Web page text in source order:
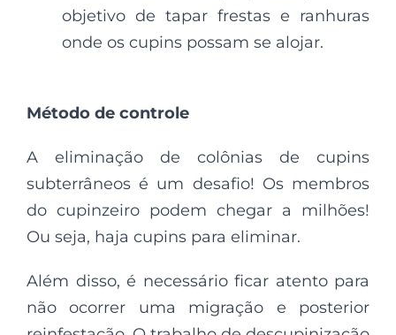
objetivo de tapar frestas e ranhuras
onde os cupins possam se alojar.
Método de controle
A eliminação de colônias de cupins
subterrâneos é um desafio! Os membros
do cupinzeiro podem chegar a milhões!
Ou seja, haja cupins para eliminar.
Além disso, é necessário ficar atento para
não ocorrer uma migração e posterior